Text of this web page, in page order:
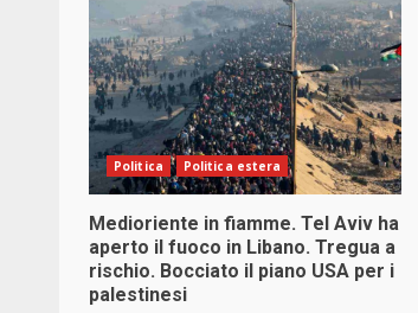
Politica Politica estera
Medioriente in fiamme. Tel Aviv ha
aperto il fuoco in Libano. Tregua a
rischio. Bocciato il piano USA per i
palestinesi